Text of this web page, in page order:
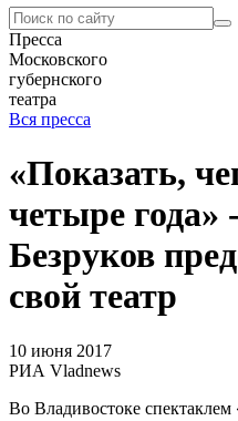
Пресса
Московского
губернского
театра
Вся пресса
«Показать,
четыре года»
Безруков
свой театр
10 июня 2017
РИА Vladnews
Во Владивостоке